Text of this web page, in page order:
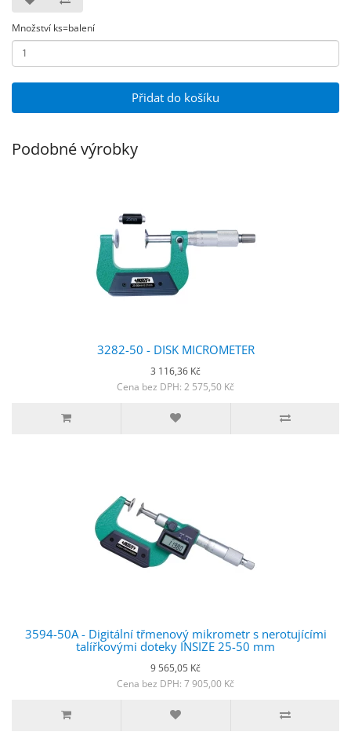
Množství ks=balení
Přidat do košíku
Podobné výrobky
3282-50 - DISK MICROMETER
3 116,36 Kč
Cena bez DPH: 2 575,50 Kč
3594-50A - Digitální třmenový mikrometr s nerotujícími
talířkovými doteky INSIZE 25-50 mm
9 565,05 Kč
Cena bez DPH: 7 905,00 Kč